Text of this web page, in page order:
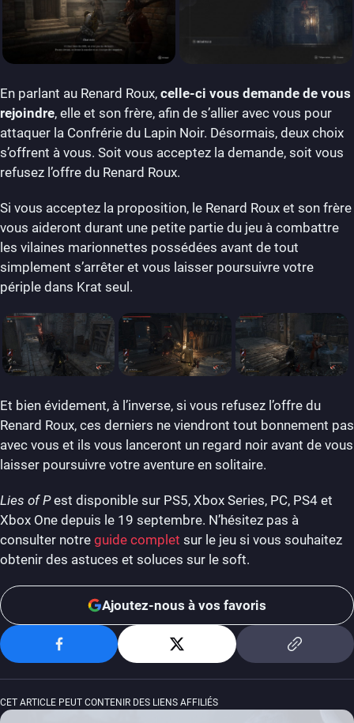
En parlant au Renard Roux, celle-ci vous demande de vous
rejoindre, elle et son frère, afin de s’allier avec vous pour
attaquer la Confrérie du Lapin Noir. Désormais, deux choix
s’offrent à vous. Soit vous acceptez la demande, soit vous
refusez l’offre du Renard Roux.
Si vous acceptez la proposition, le Renard Roux et son frère
vous aideront durant une petite partie du jeu à combattre
les vilaines marionnettes possédées avant de tout
simplement s’arrêter et vous laisser poursuivre votre
périple dans Krat seul.
Et bien évidement, à l’inverse, si vous refusez l’offre du
Renard Roux, ces derniers ne viendront tout bonnement pas
avec vous et ils vous lanceront un regard noir avant de vous
laisser poursuivre votre aventure en solitaire.
Lies of Pest disponible sur PS5, Xbox Series, PC, PS4 et
Xbox One depuis le 19 septembre. N’hésitez pas à
consulter notre guide complet sur le jeu si vous souhaitez
obtenir des astuces et soluces sur le soft.
Ajoutez-nous à vos favoris
CET ARTICLE PEUT CONTENIR DES LIENS AFFILIÉS